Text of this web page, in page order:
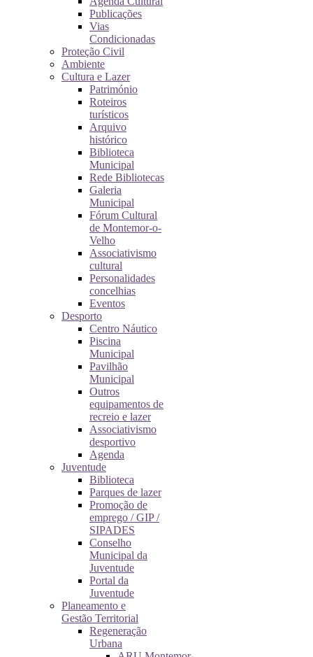
Publicações
Vias
Condicionadas
Proteção Civil
Ambiente
Cultura e Lazer
Património
Roteiros
turísticos
Arquivo
histórico
Biblioteca
Municipal
Rede Bibliotecas
Galeria
Municipal
Fórum Cultural
de Montemor-o-
Velho
Associativismo
cultural
Personalidades
concelhias
Eventos
Desporto
Centro Náutico
Piscina
Municipal
Pavilhão
Municipal
Outros
equipamentos de
recreio e lazer
Associativismo
desportivo
Agenda
Juventude
Biblioteca
Parques de lazer
Promoção de
emprego / GIP /
SIPADES
Conselho
Municipal da
Juventude
Portal da
Juventude
Planeamento e
Gestão Territorial
Regeneração
Urbana